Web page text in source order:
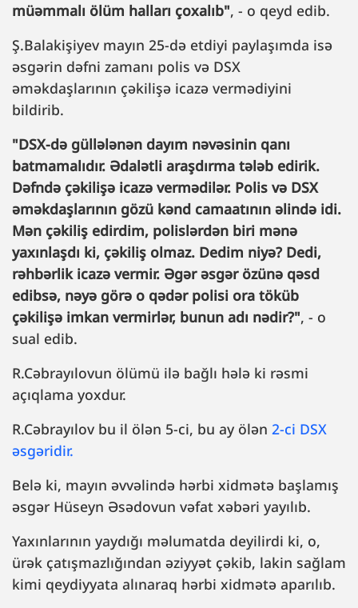
müəmmalı ölüm halları çoxalıb", - o qeyd edib.
Ş.Balakişiyev mayın 25-də etdiyi paylaşımda isə
əsgərin dəfni zamanı polis və DSX
əməkdaşlarının çəkilişə icazə vermədiyini
bildirib.
"DSX-də güllələnən dayım nəvəsinin qanı
batmamalıdır. Ədalətli araşdırma tələb edirik.
Dəfndə çəkilişə icazə vermədilər. Polis və DSX
əməkdaşlarının gözü kənd camaatının əlində idi.
Mən çəkiliş edirdim, polislərdən biri mənə
yaxınlaşdı ki, çəkiliş olmaz. Dedim niyə? Dedi,
rəhbərlik icazə vermir. Əgər əsgər özünə qəsd
edibsə, nəyə görə o qədər polisi ora töküb
çəkilişə imkan vermirlər, bunun adı nədir?", - o
sual edib.
R.Cəbrayılovun ölümü ilə bağlı hələ ki rəsmi
açıqlama yoxdur.
R.Cəbrayılov bu il ölən 5-ci, bu ay ölən 2-ci DSX
əsgəridir.
Belə ki, mayın əvvəlində hərbi xidmətə başlamış
əsgər Hüseyn Əsədovun vəfat xəbəri yayılıb.
Yaxınlarının yaydığı məlumatda deyilirdi ki, o,
ürək çatışmazlığından əziyyət çəkib, lakin sağlam
kimi qeydiyyata alınaraq hərbi xidmətə aparılıb.